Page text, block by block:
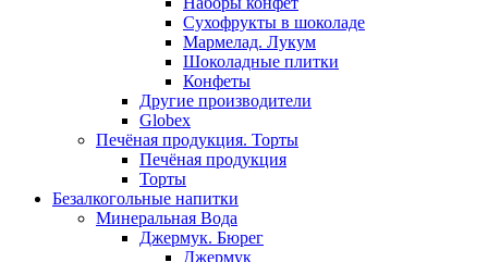
Сухофрукты в шоколаде
Мармелад. Лукум
Шоколадные плитки
Конфеты
Другие производители
Globex
Печёная продукция. Торты
Печёная продукция
Торты
Безалкогольные напитки
Минеральная Вода
Джермук. Бюрег
Джермук